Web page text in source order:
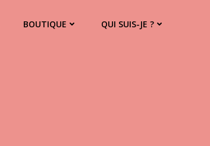
BOUTIQUE QUI SUIS-JE ?